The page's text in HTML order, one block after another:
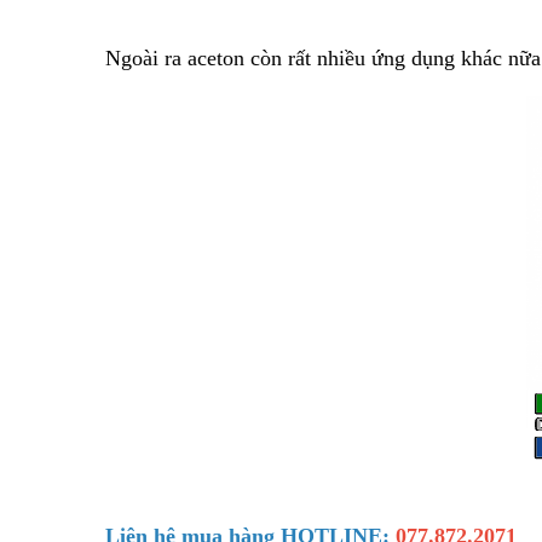
Ngoài ra aceton còn rất nhiều ứng dụng khác
Liên hệ mua hàng HOTLINE: 077.872.2071